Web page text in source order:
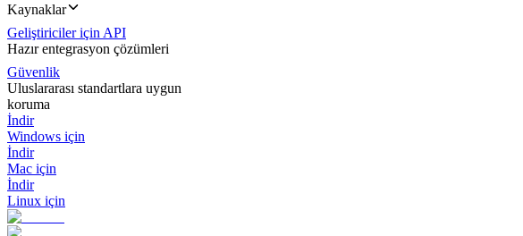
Kaynaklar
Geliştiriciler için API
Hazır entegrasyon çözümleri
Güvenlik
Uluslararası standartlara uygun
koruma
İndir
Windows için
İndir
Mac için
İndir
Linux için